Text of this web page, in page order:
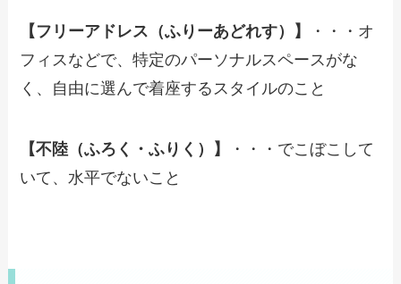
【フリーアドレス（ふりーあどれす）】
・・・オ
フィスなどで、特定のパーソナルスペースがな
く、自由に選んで着座するスタイルのこと
【不陸（ふろく・ふりく）】
・・・でこぼこして
いて、水平でないこと